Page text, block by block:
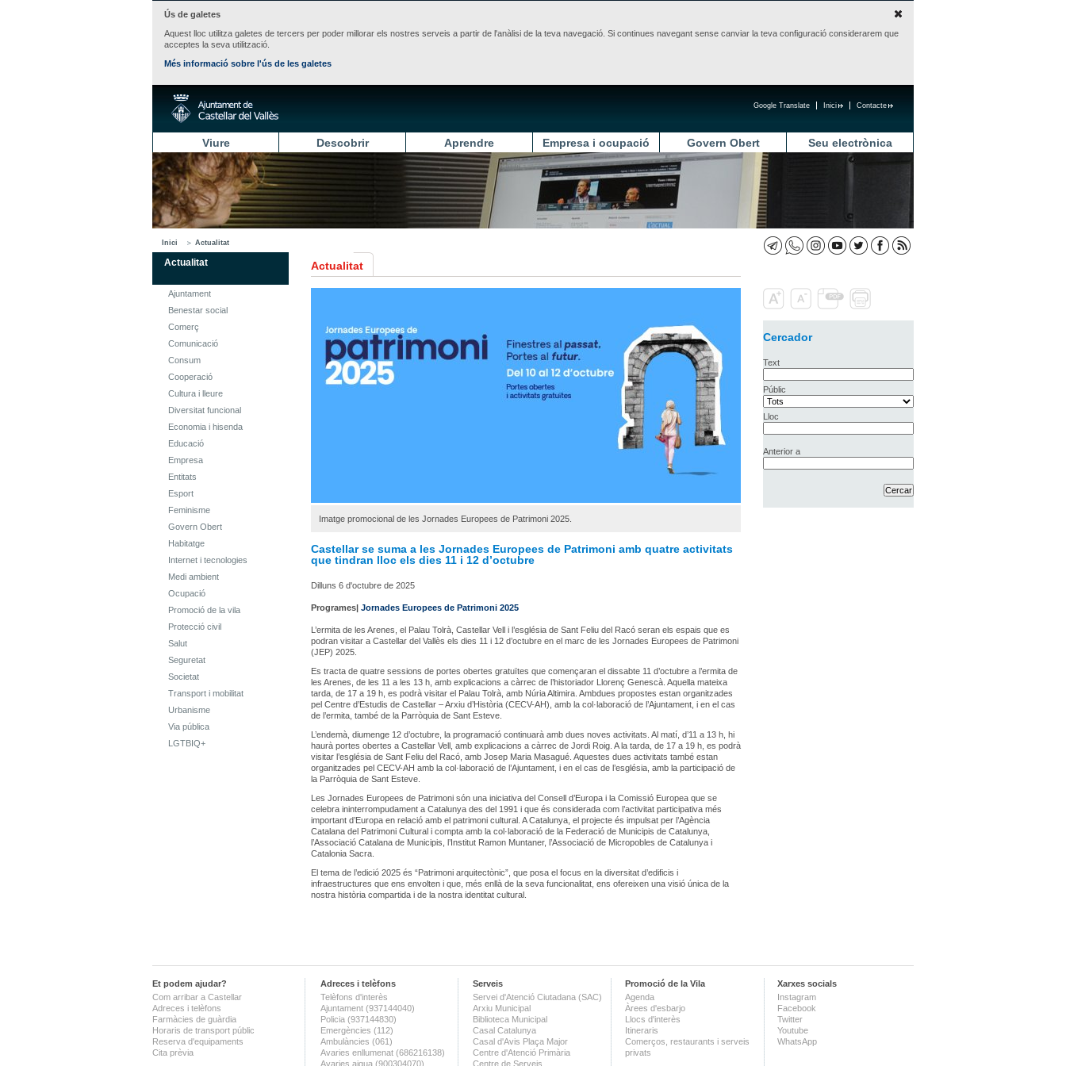
Ús de galetes
Aquest lloc utilitza galetes de tercers per poder millorar els nostres serveis a partir de l'anàlisi de la teva navegació. Si continues navegant sense canviar la teva configuració considerarem que
acceptes la seva utilització.
Més informació sobre l'ús de les galetes
Contacte
Inici
Google Translate
Viure Descobrir Aprendre Empresa i ocupació Govern Obert Seu electrònica
Inici Actualitat
Actualitat
Ajuntament
Benestar social
Comerç
Comunicació
Consum
Cooperació
Cultura i lleure
Diversitat funcional
Economia i hisenda
Educació
Empresa
Entitats
Esport
Feminisme
Govern Obert
Habitatge
Internet i tecnologies
Medi ambient
Ocupació
Promoció de la vila
Protecció civil
Salut
Seguretat
Societat
Transport i mobilitat
Urbanisme
Via pública
LGTBIQ+
Actualitat
Imatge promocional de les Jornades Europees de Patrimoni 2025.
Castellar se suma a les Jornades Europees de Patrimoni amb quatre activitats
que tindran lloc els dies 11 i 12 d’octubre
Dilluns 6 d'octubre de 2025
Programes| Jornades Europees de Patrimoni 2025
L’ermita de les Arenes, el Palau Tolrà, Castellar Vell i l’església de Sant Feliu del Racó seran els espais que es
podran visitar a Castellar del Vallès els dies 11 i 12 d’octubre en el marc de les Jornades Europees de Patrimoni
(JEP) 2025.
Es tracta de quatre sessions de portes obertes gratuïtes que començaran el dissabte 11 d’octubre a l’ermita de
les Arenes, de les 11 a les 13 h, amb explicacions a càrrec de l’historiador Llorenç Genescà. Aquella mateixa
tarda, de 17 a 19 h, es podrà visitar el Palau Tolrà, amb Núria Altimira. Ambdues propostes estan organitzades
pel Centre d’Estudis de Castellar – Arxiu d’Història (CECV-AH), amb la col·laboració de l’Ajuntament, i en el cas
de l’ermita, també de la Parròquia de Sant Esteve.
L’endemà, diumenge 12 d’octubre, la programació continuarà amb dues noves activitats. Al matí, d’11 a 13 h, hi
haurà portes obertes a Castellar Vell, amb explicacions a càrrec de Jordi Roig. A la tarda, de 17 a 19 h, es podrà
visitar l’església de Sant Feliu del Racó, amb Josep Maria Masagué. Aquestes dues activitats també estan
organitzades pel CECV-AH amb la col·laboració de l’Ajuntament, i en el cas de l’església, amb la participació de
la Parròquia de Sant Esteve.
Les Jornades Europees de Patrimoni són una iniciativa del Consell d’Europa i la Comissió Europea que se
celebra ininterrompudament a Catalunya des del 1991 i que és considerada com l’activitat participativa més
important d’Europa en relació amb el patrimoni cultural. A Catalunya, el projecte és impulsat per l’Agència
Catalana del Patrimoni Cultural i compta amb la col·laboració de la Federació de Municipis de Catalunya,
l’Associació Catalana de Municipis, l’Institut Ramon Muntaner, l’Associació de Micropobles de Catalunya i
Catalonia Sacra.
El tema de l’edició 2025 és “Patrimoni arquitectònic”, que posa el focus en la diversitat d’edificis i
infraestructures que ens envolten i que, més enllà de la seva funcionalitat, ens ofereixen una visió única de la
nostra història compartida i de la nostra identitat cultural.
Cercador
Text
Públic
Lloc
Anterior a
Et podem ajudar?
Com arribar a Castellar
Adreces i telèfons
Farmàcies de guàrdia
Horaris de transport públic
Reserva d'equipaments
Cita prèvia
Adreces i telèfons
Telèfons d'interès
Ajuntament (937144040)
Policia (937144830)
Emergències (112)
Ambulàncies (061)
Avaries enllumenat (686216138)
Avaries aigua (900304070)
Serveis
Servei d'Atenció Ciutadana (SAC)
Arxiu Municipal
Biblioteca Municipal
Casal Catalunya
Casal d'Avis Plaça Major
Centre d'Atenció Primària
Centre de Serveis
Promoció de la Vila
Agenda
Àrees d'esbarjo
Llocs d'interès
Itineraris
Comerços, restaurants i serveis
privats
Xarxes socials
Instagram
Facebook
Twitter
Youtube
WhatsApp